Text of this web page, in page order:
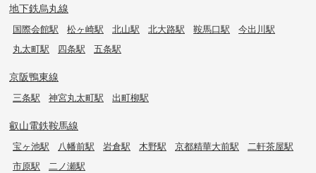
地下鉄烏丸線
国際会館駅 松ヶ崎駅 北山駅 北大路駅 鞍馬口駅
今出川駅
丸太町駅
四条駅 五条駅
京阪鴨東線
三条駅 神宮丸太町駅 出町柳駅
叡山電鉄鞍馬線
宝ヶ池駅 八幡前駅 岩倉駅 木野駅 京都精華大前駅
二軒茶屋駅
市原駅
二ノ瀬駅